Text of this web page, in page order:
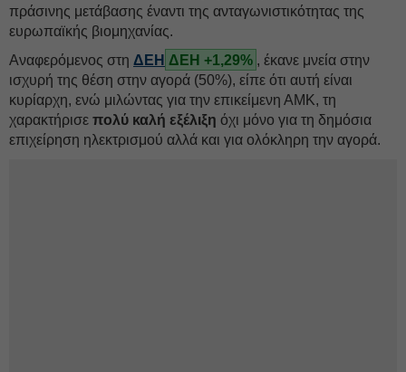
πράσινης μετάβασης έναντι της ανταγωνιστικότητας της
ευρωπαϊκής βιομηχανίας.
Αναφερόμενος στη ΔΕΗ ΔΕΗ +1,29% , έκανε μνεία στην
ισχυρή της θέση στην αγορά (50%), είπε ότι αυτή είναι
κυρίαρχη, ενώ μιλώντας για την επικείμενη ΑΜΚ, τη
χαρακτήρισε πολύ καλή εξέλιξη όχι μόνο για τη δημόσια
επιχείρηση ηλεκτρισμού αλλά και για ολόκληρη την αγορά.